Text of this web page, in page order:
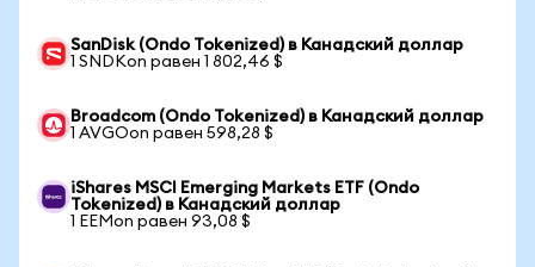
SanDisk (Ondo Tokenized) в Канадский доллар
1 SNDKon равен 1 802,46 $
Broadcom (Ondo Tokenized) в Канадский доллар
1 AVGOon равен 598,28 $
iShares MSCI Emerging Markets ETF (Ondo
Tokenized) в Канадский доллар
1 EEMon равен 93,08 $